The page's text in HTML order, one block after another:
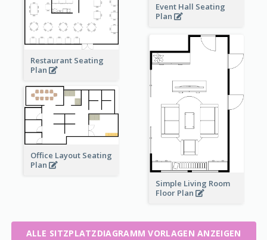
Event Hall Seating
Plan
Restaurant Seating
Plan
Simple Living Room
Floor Plan
Office Layout Seating
Plan
ALLE SITZPLATZDIAGRAMM VORLAGEN ANZEIGEN